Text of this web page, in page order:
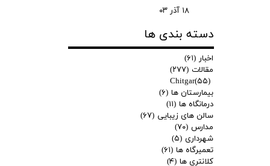
۱۸ آذر ۰۳
دسته بندی ها
اخبار (۶۱)
مقالات (۲۷۷)
Chitgar(۵۵)
بیمارستان ها (۶)
درمانگاه ها (۱۱)
سالن های زیبایی (۶۷)
مدارس (۷۰)
شهرداری (۵)
تعمیرگاه ها (۶۱)
کلانتری ها (۴)